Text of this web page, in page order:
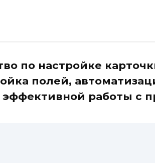
по настройке
полей,
работы с